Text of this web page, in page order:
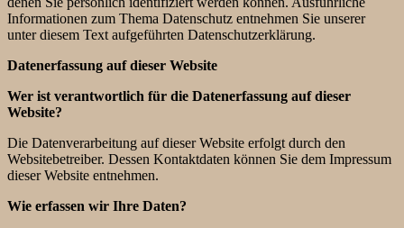
Informationen zum Thema Datenschutz entnehmen Sie unserer
unter diesem Text aufgeführten Datenschutzerklärung.
Datenerfassung auf dieser Website
Wer ist verantwortlich für die Datenerfassung auf dieser
Website?
Die Datenverarbeitung auf dieser Website erfolgt durch den
Websitebetreiber. Dessen Kontaktdaten können Sie dem Impressum
dieser Website entnehmen.
Wie erfassen wir Ihre Daten?